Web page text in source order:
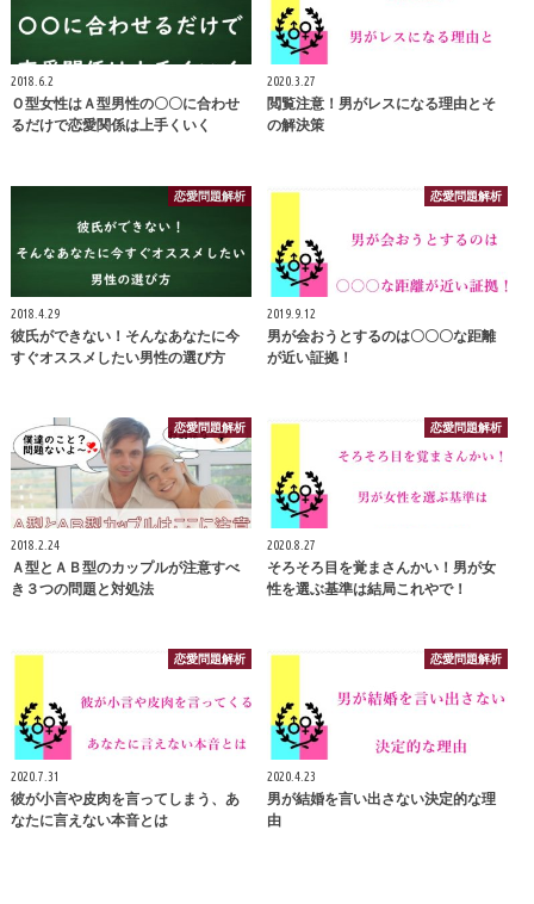
2018.6.2
Ｏ型女性はＡ型男性の〇〇に合わせ
るだけで恋愛関係は上手くいく
2020.3.27
閲覧注意！男がレスになる理由とそ
の解決策
恋愛問題解析
2018.4.29
彼氏ができない！そんなあなたに今
すぐオススメしたい男性の選び方
恋愛問題解析
2019.9.12
男が会おうとするのは〇〇〇な距離
が近い証拠！
恋愛問題解析
2018.2.24
Ａ型とＡＢ型のカップルが注意すべ
き３つの問題と対処法
恋愛問題解析
2020.8.27
そろそろ目を覚まさんかい！男が女
性を選ぶ基準は結局これやで！
恋愛問題解析
2020.7.31
彼が小言や皮肉を言ってしまう、あ
なたに言えない本音とは
恋愛問題解析
2020.4.23
男が結婚を言い出さない決定的な理
由